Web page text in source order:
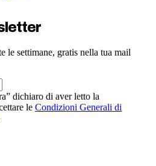
le settimane, gratis nella tua mail
dichiaro di aver letto la
le Condizioni Generali di